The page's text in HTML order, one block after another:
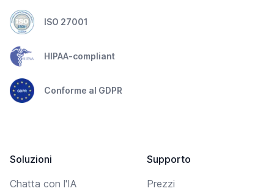
ISO 27001
HIPAA-compliant
Conforme al GDPR
Soluzioni
Chatta con l'IA
Supporto
Prezzi